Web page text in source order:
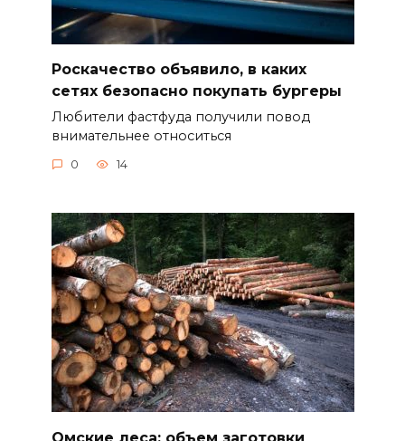
Роскачество объявило, в каких
сетях безопасно покупать бургеры
Любители фастфуда получили повод
внимательнее относиться
0 14
Омские леса: объем заготовки